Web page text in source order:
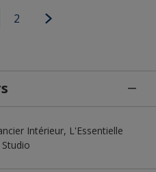
2
Intérieur, L'Essentielle